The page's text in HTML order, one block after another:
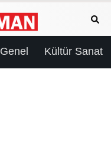
Genel Kültür Sanat